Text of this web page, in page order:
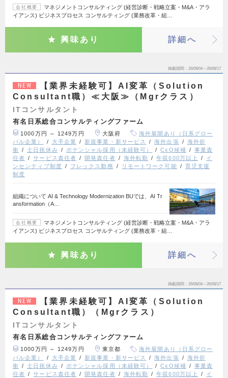
会社概要
マネジメントコンサルティング (経営診断・戦略立案・M&A・アラ
イアンス) ビジネスプロセス コンサルティング (業務改革・組…
興味あり 詳細へ
掲載期間 26/08/04～26/08/17
NEW
【業界未経験可】AI変革（Solution
Consultant職）≪大阪≫（Mgrクラス）
ITコンサルタント
有名日系総合コンサルティングファーム
1000万円 ～ 1249万円 大阪府
海外展開あり（日系グロー
バル企業）
大手企業 新規事業・新サービス 海外出張
海外折
衝
土日祝休み ポテンシャル採用（未経験可） CxO候補
事業責
任者
サービス責任者 開発責任者 海外転勤 年収600万以上
イ
ンセンティブ制度
フレックス勤務 リモートワーク可能
育児支援
制度
組織について AI & Technology Modernization BUでは、AI Tr
ansformation（A…
会社概要
マネジメントコンサルティング (経営診断・戦略立案・M&A・アラ
イアンス) ビジネスプロセス コンサルティング (業務改革・組…
興味あり 詳細へ
掲載期間 26/08/04～26/08/17
NEW
【業界未経験可】AI変革（Solution
Consultant職）（Mgrクラス）
ITコンサルタント
有名日系総合コンサルティングファーム
1000万円 ～ 1249万円 東京都
海外展開あり（日系グロー
バル企業）
大手企業 新規事業・新サービス 海外出張
海外折
衝
土日祝休み ポテンシャル採用（未経験可） CxO候補
事業責
任者
サービス責任者 開発責任者 海外転勤 年収600万以上 イ